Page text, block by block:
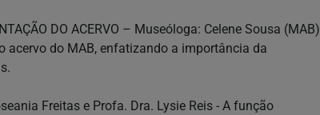
DO ACERVO – Museóloga: Celene Sousa (MAB)
acervo do MAB, enfatizando a importância da
Freitas e Profa. Dra. Lysie Reis - A função